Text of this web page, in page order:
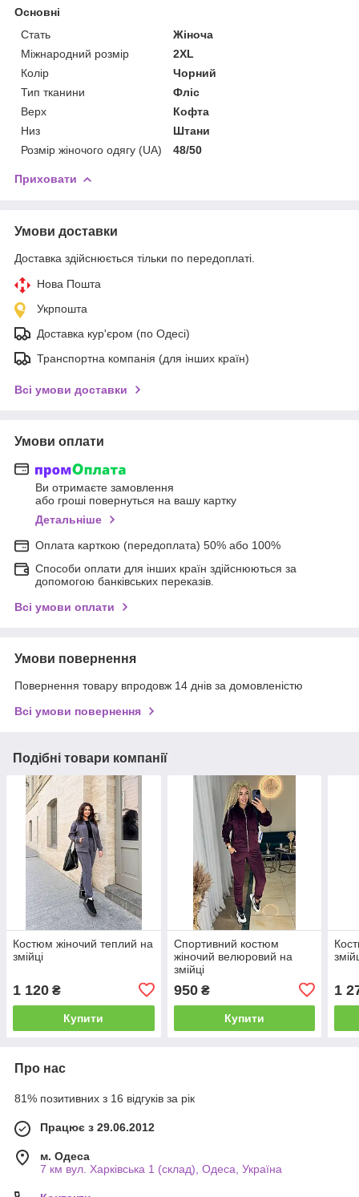
Основні
Стать
Жіноча
Міжнародний розмір
2XL
Колір
Чорний
Тип тканини
Фліс
Верх
Кофта
Низ
Штани
Розмір жіночого одягу (UA)
48/50
Приховати
Умови доставки
Доставка здійснюється тільки по передоплаті.
Нова Пошта
Укрпошта
Доставка кур'єром (по Одесі)
Транспортна компанія (для інших країн)
Всі умови доставки
Умови оплати
Ви отримаєте замовлення
або гроші повернуться на вашу картку
Детальніше
Оплата карткою (передоплата) 50% або 100%
Способи оплати для інших країн здійснюються за
допомогою банківських переказів.
Всі умови оплати
Умови повернення
Повернення товару впродовж 14 днів за домовленістю
Всі умови повернення
Подібні товари компанії
Костюм жіночий теплий на
змійці
1 120 ₴
Купити
Спортивний костюм
жіночий велюровий на
змійці
950₴
Купити
1
Про нас
81% позитивних з 16 відгуків за рік
Працює з 29.06.2012
м. Одеса
7 км вул. Харківська 1 (склад), Одеса, Україна